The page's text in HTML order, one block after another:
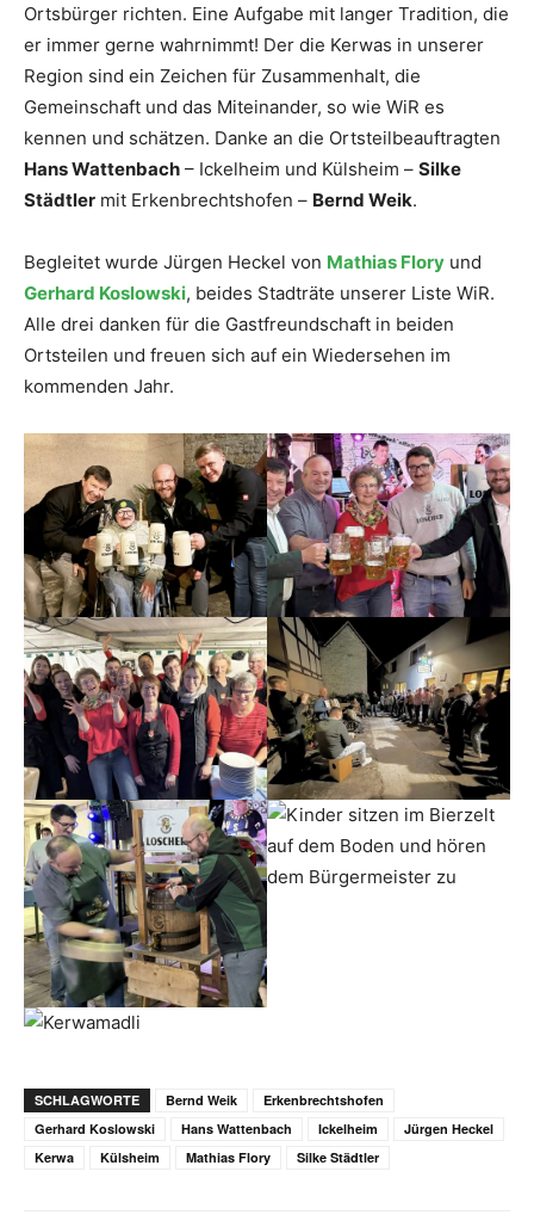
Ortsbürger richten. Eine Aufgabe mit langer Tradition, die
er immer gerne wahrnimmt! Der die Kerwas in unserer
Region sind ein Zeichen für Zusammenhalt, die
Gemeinschaft und das Miteinander, so wie WiR es
kennen und schätzen. Danke an die Ortsteilbeauftragten
Hans Wattenbach – Ickelheim und Külsheim – Silke
Städtler mit Erkenbrechtshofen – Bernd Weik.
Begleitet wurde Jürgen Heckel von Mathias Flory und
Gerhard Koslowski, beides Stadträte unserer Liste WiR.
Alle drei danken für die Gastfreundschaft in beiden
Ortsteilen und freuen sich auf ein Wiedersehen im
kommenden Jahr.
SCHLAGWORTE Bernd Weik
Erkenbrechtshofen
Gerhard Koslowski
Hans Wattenbach Ickelheim
Jürgen Heckel
Kerwa
Külsheim Mathias Flory Silke Städtler